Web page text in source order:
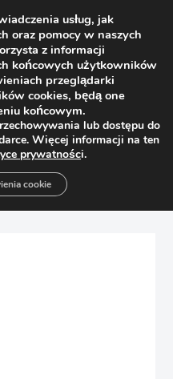
Szuflady
Metabox Blum ZIF.3050
usług, jak
oraz pomocy w naszych
z informacji
końcowych użytkowników
przeglądarki
cookies, będą one
końcowym.
lub dostępu do
Więcej informacji na ten
prywatności.
cookie